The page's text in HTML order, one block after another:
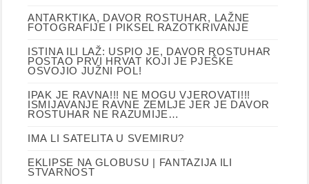
ANTARKTIKA, DAVOR ROSTUHAR, LAŽNE
FOTOGRAFIJE I PIKSEL RAZOTKRIVANJE
ISTINA ILI LAŽ: USPIO JE, DAVOR ROSTUHAR
POSTAO PRVI HRVAT KOJI JE PJEŠKE
OSVOJIO JUŽNI POL!
IPAK JE RAVNA!!! NE MOGU VJEROVATI!!!
ISMIJAVANJE RAVNE ZEMLJE JER JE DAVOR
ROSTUHAR NE RAZUMIJE…
IMA LI SATELITA U SVEMIRU?
EKLIPSE NA GLOBUSU | FANTAZIJA ILI
STVARNOST